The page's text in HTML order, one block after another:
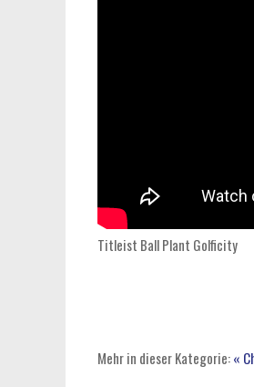
Titleist Ball Plant Golficity
Mehr in dieser Kategorie:«